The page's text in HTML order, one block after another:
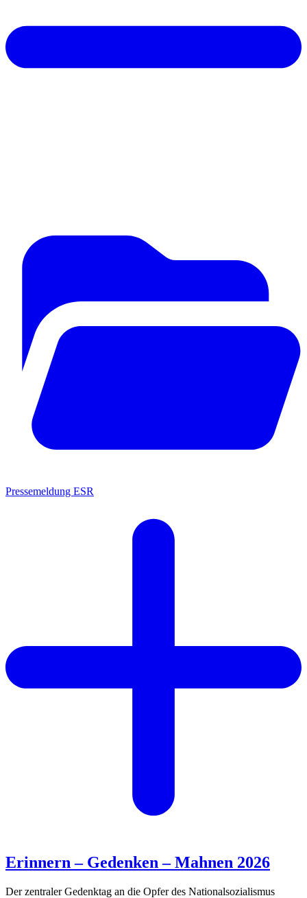
Pressemeldung ESR
Erinnern – Gedenken – Mahnen 2026
Der zentraler Gedenktag an die Opfer des Nationalsozialismus